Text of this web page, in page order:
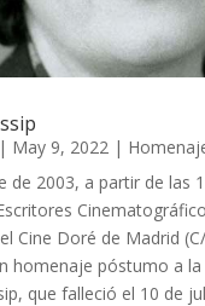
| May 9, 2022 |
de 2003, a partir de las
Cine Doré de Madrid
homenaje póstumo a
que falleció el 10 de